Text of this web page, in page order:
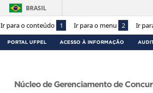
Ir para o conteúdo 1 Ir para o menu 2 Ir
BRASIL
PORTAL UFPEL ACESSO À INFORMAÇÃO
Núcleo de Gerenciamento de